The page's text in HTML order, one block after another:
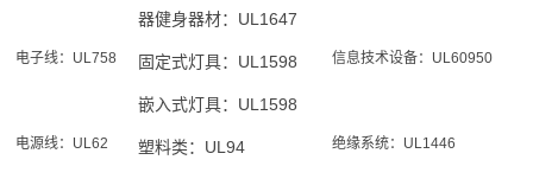
器健身器材：UL1647
电子线：UL758 固定式灯具：UL1598
嵌入式灯具：UL1598
信息技术设备：UL60950
电源线：UL62 塑料类：UL94 绝缘系统：UL1446